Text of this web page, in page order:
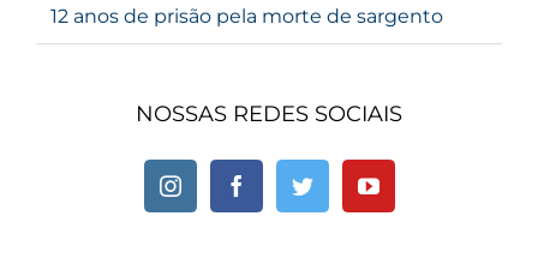
12 anos de prisão pela morte de sargento
NOSSAS REDES SOCIAIS